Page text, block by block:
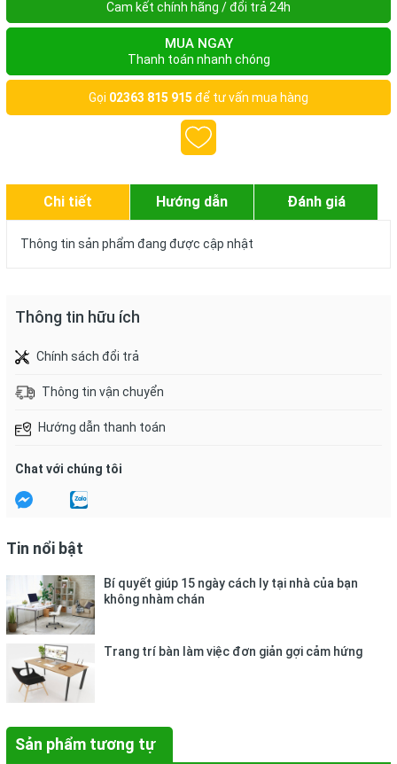
Cam kết chính hãng / đổi trả 24h
MUA NGAY
Thanh toán nhanh chóng
Gọi 02363 815 915 để tư vấn mua hàng
Chi tiết Hướng dẫn Đánh giá
Thông tin sản phẩm đang được cập nhật
Thông tin hữu ích
Chính sách đổi trả
Thông tin vận chuyển
Hướng dẫn thanh toán
Chat với chúng tôi
Tin nổi bật
Bí quyết giúp 15 ngày cách ly tại nhà của bạn
không nhàm chán
Trang trí bàn làm việc đơn giản gợi cảm hứng
Sản phẩm tương tự